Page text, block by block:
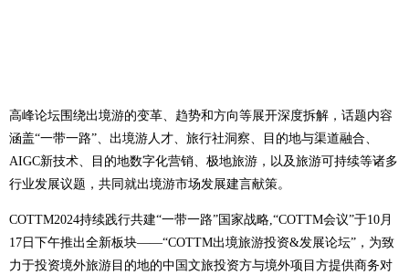
高峰论坛围绕出境游的变革、趋势和方向等展开深度拆解，话题内容
涵盖“一带一路”、出境游人才、旅行社洞察、目的地与渠道融合、
AIGC新技术、目的地数字化营销、极地旅游，以及旅游可持续等诸多
行业发展议题，共同就出境游市场发展建言献策。
COTTM2024持续践行共建“一带一路”国家战略,“COTTM会议”于10月
17日下午推出全新板块——“COTTM出境旅游投资&发展论坛”，为致
力于投资境外旅游目的地的中国文旅投资方与境外项目方提供商务对